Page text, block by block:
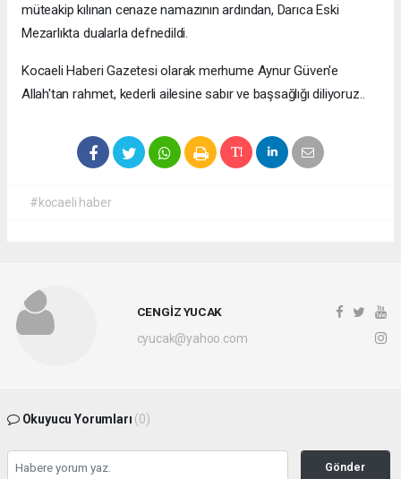
müteakip kılınan cenaze namazının ardından, Darıca Eski
Mezarlıkta dualarla defnedildi.
Kocaeli Haberi Gazetesi olarak merhume Aynur Güven'e
Allah'tan rahmet, kederli ailesine sabır ve başsağlığı diliyoruz..
#kocaeli haber
CENGİZ YUCAK
cyucak@yahoo.com
Okuyucu Yorumları (0)
Gönder